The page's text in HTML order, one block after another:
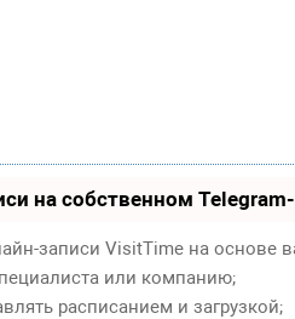
на собственном
записи VisitTime на основе
или компанию;
расписанием и загрузкой;